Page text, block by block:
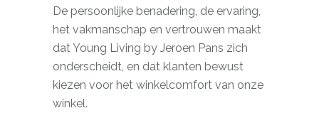
De persoonlijke benadering, de ervaring,
het vakmanschap en vertrouwen maakt
dat Young Living by Jeroen Pans zich
onderscheidt, en dat klanten bewust
kiezen voor het winkelcomfort van onze
winkel.